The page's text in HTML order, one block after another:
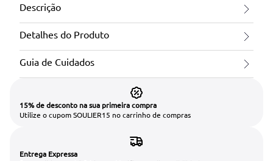
Descrição
Detalhes do Produto
Guia de Cuidados
15% de desconto na sua primeira compra
Utilize o cupom SOULIER15 no carrinho de compras
Entrega Expressa